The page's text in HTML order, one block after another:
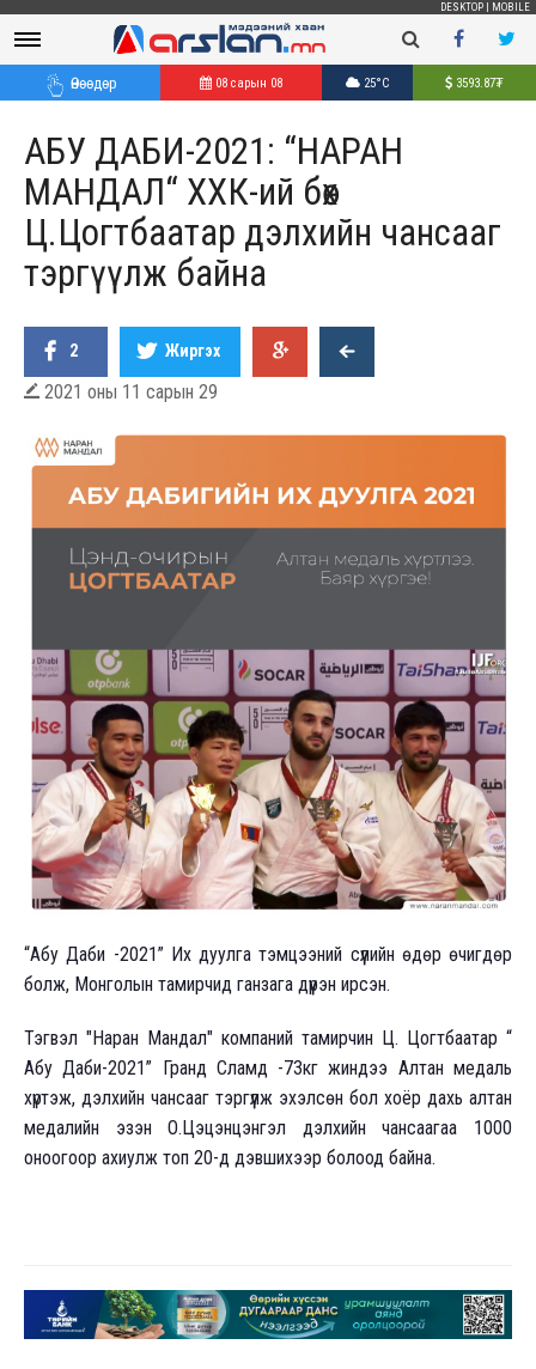
DESKTOP MOBILE
Өнөөдөр 08 сарын 08 25°C 3593.87₮
АБУ ДАБИ-2021: “НАРАН
МАНДАЛ“ ХХК-ий бөх
Ц.Цогтбаатар дэлхийн чансааг
тэргүүлж байна
2 Жиргэх
 2021 оны 11 сарын 29
“Абу Даби -2021” Их дуулга тэмцээний сүүлийн өдөр өчигдөр
болж, Монголын тамирчид ганзага дүүрэн ирсэн.
Тэгвэл "Наран Мандал" компаний тамирчин Ц. Цогтбаатар “
Абу Даби-2021” Гранд Сламд -73кг жиндээ Алтан медаль
хүртэж, дэлхийн чансааг тэргүүлж эхэлсөн бол хоёр дахь алтан
медалийн эзэн О.Цэцэнцэнгэл дэлхийн чансаагаа 1000
оноогоор ахиулж топ 20-д дэвшихээр болоод байна.